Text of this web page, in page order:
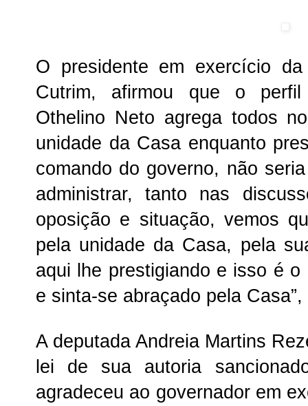
O presidente em exercício
Cutrim, afirmou que o perfil
Othelino Neto agrega todos
unidade da Casa enquanto
comando do governo, não
administrar, tanto nas
oposição e situação, vemos
pela unidade da Casa, pela
aqui lhe prestigiando e isso é
e sinta-se abraçado pela
A deputada Andreia Martins
lei de sua autoria
agradeceu ao governador em